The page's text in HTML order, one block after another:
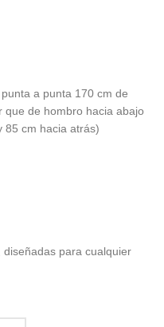
a punta 170 cm de
que de hombro hacia abajo
85 cm hacia atrás)
para cualquier